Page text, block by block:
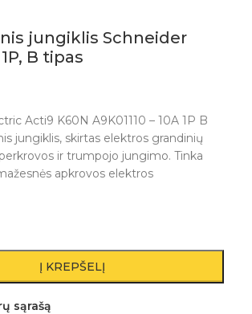
jungiklis Schneider
B tipas
Acti9 K60N A9K01110 – 10A 1P B
jungiklis, skirtas elektros grandinių
ir trumpojo jungimo. Tinka
apkrovos elektros
Į KREPŠELĮ
sąrašą